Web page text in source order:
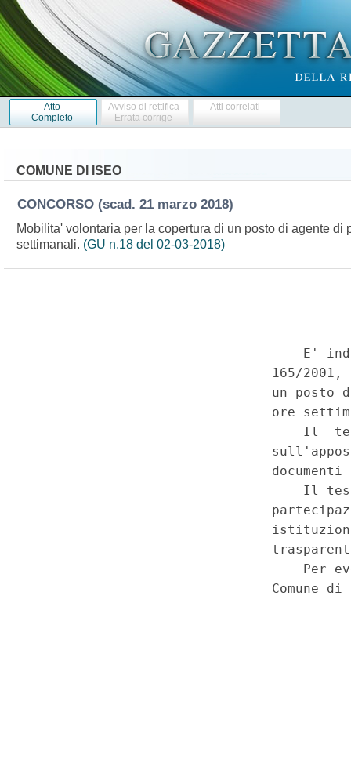
Atto
Completo
Avviso di rettifica
Errata corrige
Atti correlati
COMUNE DI ISEO
CONCORSO (scad. 21 marzo 2018)
Mobilita' volontaria per la copertura di un posto di agente
settimanali. (GU n.18 del 02-03-2018)